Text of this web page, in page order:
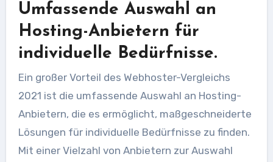
Umfassende Auswahl an
Hosting-Anbietern für
individuelle Bedürfnisse.
Ein großer Vorteil des Webhoster-Vergleichs
2021 ist die umfassende Auswahl an Hosting-
Anbietern, die es ermöglicht, maßgeschneiderte
Lösungen für individuelle Bedürfnisse zu finden.
Mit einer Vielzahl von Anbietern zur Auswahl